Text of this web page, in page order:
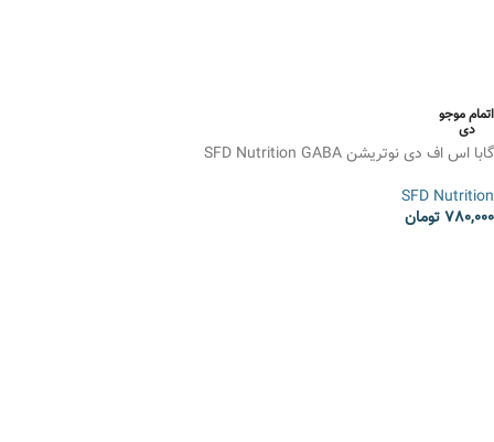
اتمام موجو
دی
گابا اس اف دی نوتریشن SFD Nutrition GABA
SFD Nutrition
780,000تومان